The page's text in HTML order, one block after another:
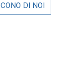
DI NOI